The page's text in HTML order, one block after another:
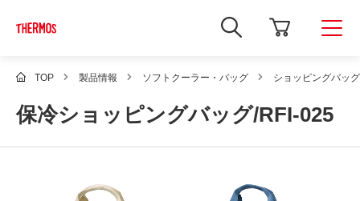
新
し
ィ
ン
ウ
で
サ
TOP 製品情報 ソフトクーラー・バッグ ショッピングバッグ
保冷ショッピングバッグ/RFI-025